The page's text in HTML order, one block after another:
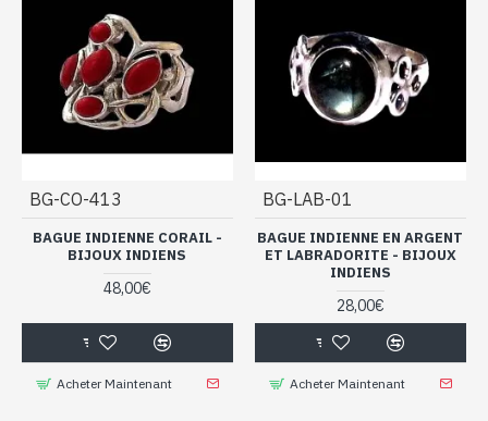
BG-CO-413
BAGUE INDIENNE CORAIL -
BIJOUX INDIENS
48,00€
Acheter Maintenant
BG-LAB-01
BAGUE INDIENNE EN ARGENT
ET LABRADORITE - BIJOUX
INDIENS
28,00€
Acheter Maintenant